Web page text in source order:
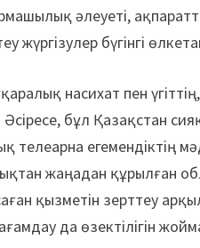
әлеуеті,
жүргізулер бүгінгі
насихат пен
бұл Қазақстан
телеарна егемендіктің
жаңадан құрылған
қызметін зерттеу
да өзектілігін